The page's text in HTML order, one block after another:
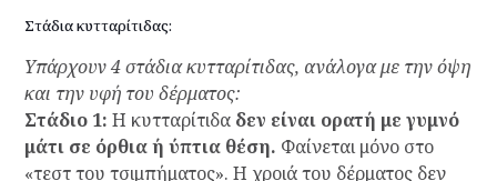
Στάδια κυτταρίτιδας:
Υπάρχουν 4 στάδια κυτταρίτιδας, ανάλογα με την όψη
και την υφή του δέρματος:
Στάδιο 1: Η κυτταρίτιδα δεν είναι ορατή με γυμνό
μάτι σε όρθια ή ύπτια θέση. Φαίνεται μόνο στο
«τεστ του τσιμπήματος». Η χροιά του δέρματος δεν